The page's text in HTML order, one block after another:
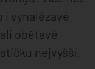
i vynalézavé
obětavě
nejvyšší.